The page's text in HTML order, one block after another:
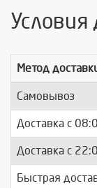
Условия
Метод
Самовывоз
Доставка c
Доставка с
Быстрая